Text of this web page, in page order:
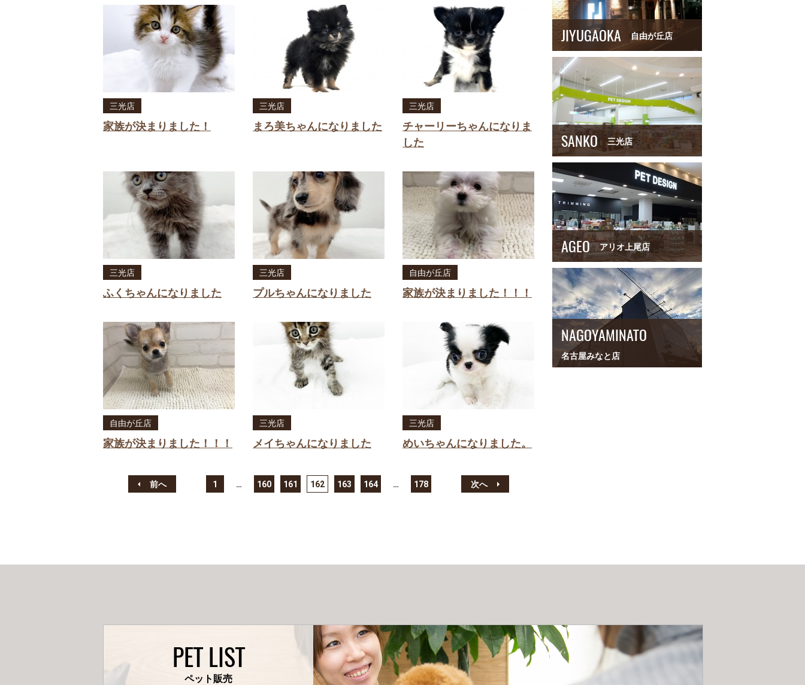
三光店
家族が決まりました！
三光店
まろ美ちゃんになりました
三光店
チャーリーちゃんになりま
した
三光店
ふくちゃんになりました
三光店
プルちゃんになりました
自由が丘店
家族が決まりました！！！
自由が丘店
家族が決まりました！！！
三光店
メイちゃんになりました
三光店
めいちゃんになりました。
前へ 1 … 160 161 162 163 164 … 178 次へ
JIYUGAOKA 自由が丘店
SANKO 三光店
AGEO アリオ上尾店
NAGOYAMINATO
名古屋みなと店
PET LIST
ペット販売